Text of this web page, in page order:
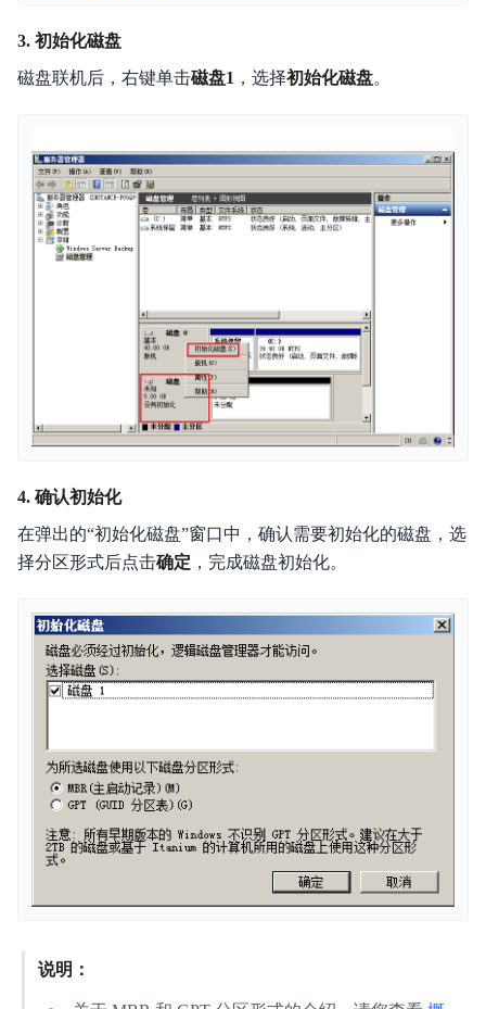
3. 初始化磁盘
磁盘联机后，右键单击磁盘1 ，选择初始化磁盘。
4. 确认初始化
在弹出的“初始化磁盘”窗口中，确认需要初始化的磁盘，选
择分区形式后点击确定 ，完成磁盘初始化。
说明：